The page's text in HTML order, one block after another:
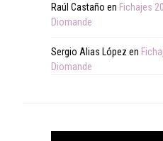
Raúl Castaño en Fichajes
Diomande
Sergio Alias López en
Diomande